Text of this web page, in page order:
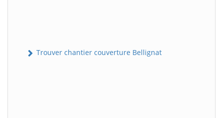
Trouver chantier couverture Bellignat